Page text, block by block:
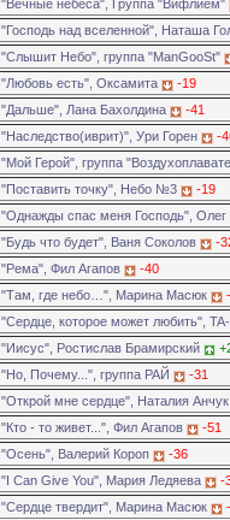
"Вечные небеса", Группа "Вифлием"
"Господь над вселенной", Наташа
"Слышит Небо", группа "ManGooSt"
"Любовь есть", Оксамита
-19
"Дальше", Лана Бахолдина
-41
"Наследство(иврит)", Ури Горен
-
"Мой Герой", группа
"Поставить точку", Небо №3
-19
"Однажды спас меня Господь",
"Будь что будет", Ваня Соколов
-
"Рема", Фил Агапов
-40
"Там, где небо…", Марина Масюк
"Сердце, которое может любить",
"Иисус", Ростислав Брамирский
"Но, Почему...", группа РАЙ
-31
"Открой мне сердце", Наталия
"Кто - то живет...", Фил Агапов
-51
"Осень", Валерий Короп
-36
"I Can Give You", Мария Ледяева
-
"Сердце твердит", Марина Масюк